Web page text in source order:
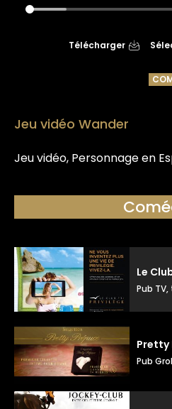
Jeu vidéo Wander
Jeu vidéo, Personnage en
Télécharger
Le
Pub
Pretty
Pub